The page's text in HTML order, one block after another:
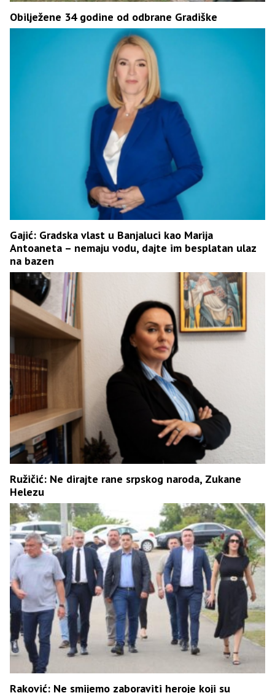
Obilježene 34 godine od odbrane Gradiške
Gajić: Gradska vlast u Banjaluci kao Marija
Antoaneta – nemaju vodu, dajte im besplatan ulaz
na bazen
Ružičić: Ne dirajte rane srpskog naroda, Zukane
Helezu
Raković: Ne smijemo zaboraviti heroje koji su